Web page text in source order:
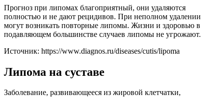
Прогноз при липомах благоприятный, они удаляются
полностью и не дают рецидивов. При неполном удалении
могут возникать повторные липомы. Жизни и здоровью в
подавляющем большинстве случаев липомы не угрожают.
Источник: https://www.diagnos.ru/diseases/cutis/lipoma
Липома на суставе
Заболевание, развивающееся из жировой клетчатки,